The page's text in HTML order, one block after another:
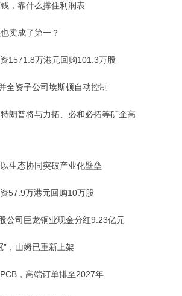
，靠什么撑住利润表
卖成了第一？
1571.8万港元回购101.3万股
全资子公司埃斯顿自动控制
朗普将与力拓、必和必拓等矿企高
生态协同突破产业化壁垒
57.9万港元回购10万股
公司巨龙铜业现金分红9.23亿元
”，山姆已重新上架
，高端订单排至2027年